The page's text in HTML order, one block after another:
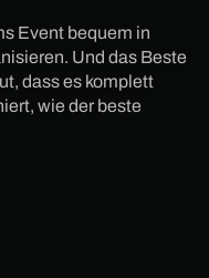
Event bequem in
Und das Beste
dass es komplett
wie der beste